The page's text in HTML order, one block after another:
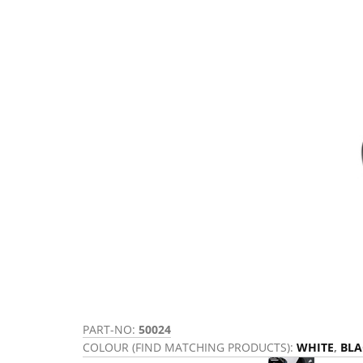
PART-NO: 50024
COLOUR (FIND MATCHING PRODUCTS): WHITE,